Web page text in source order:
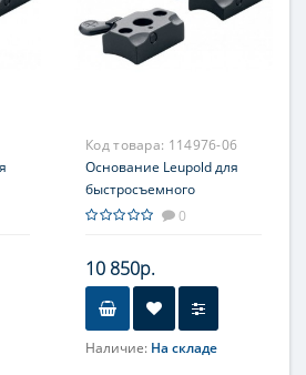
Код товара: 114976-06
Основание Leupold для
быстросъемного
кронштейна, на Tikka
0
10 850р.
Наличие: На складе